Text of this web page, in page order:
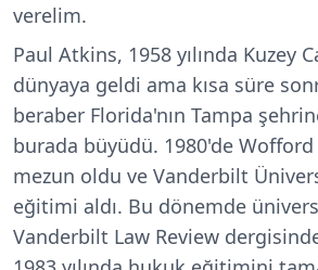
verelim.
Paul Atkins, 1958 yılında Kuzey
dünyaya geldi ama kısa süre
beraber Florida'nın Tampa
burada büyüdü. 1980'de
mezun oldu ve Vanderbilt
eğitimi aldı. Bu dönemde
Vanderbilt Law Review